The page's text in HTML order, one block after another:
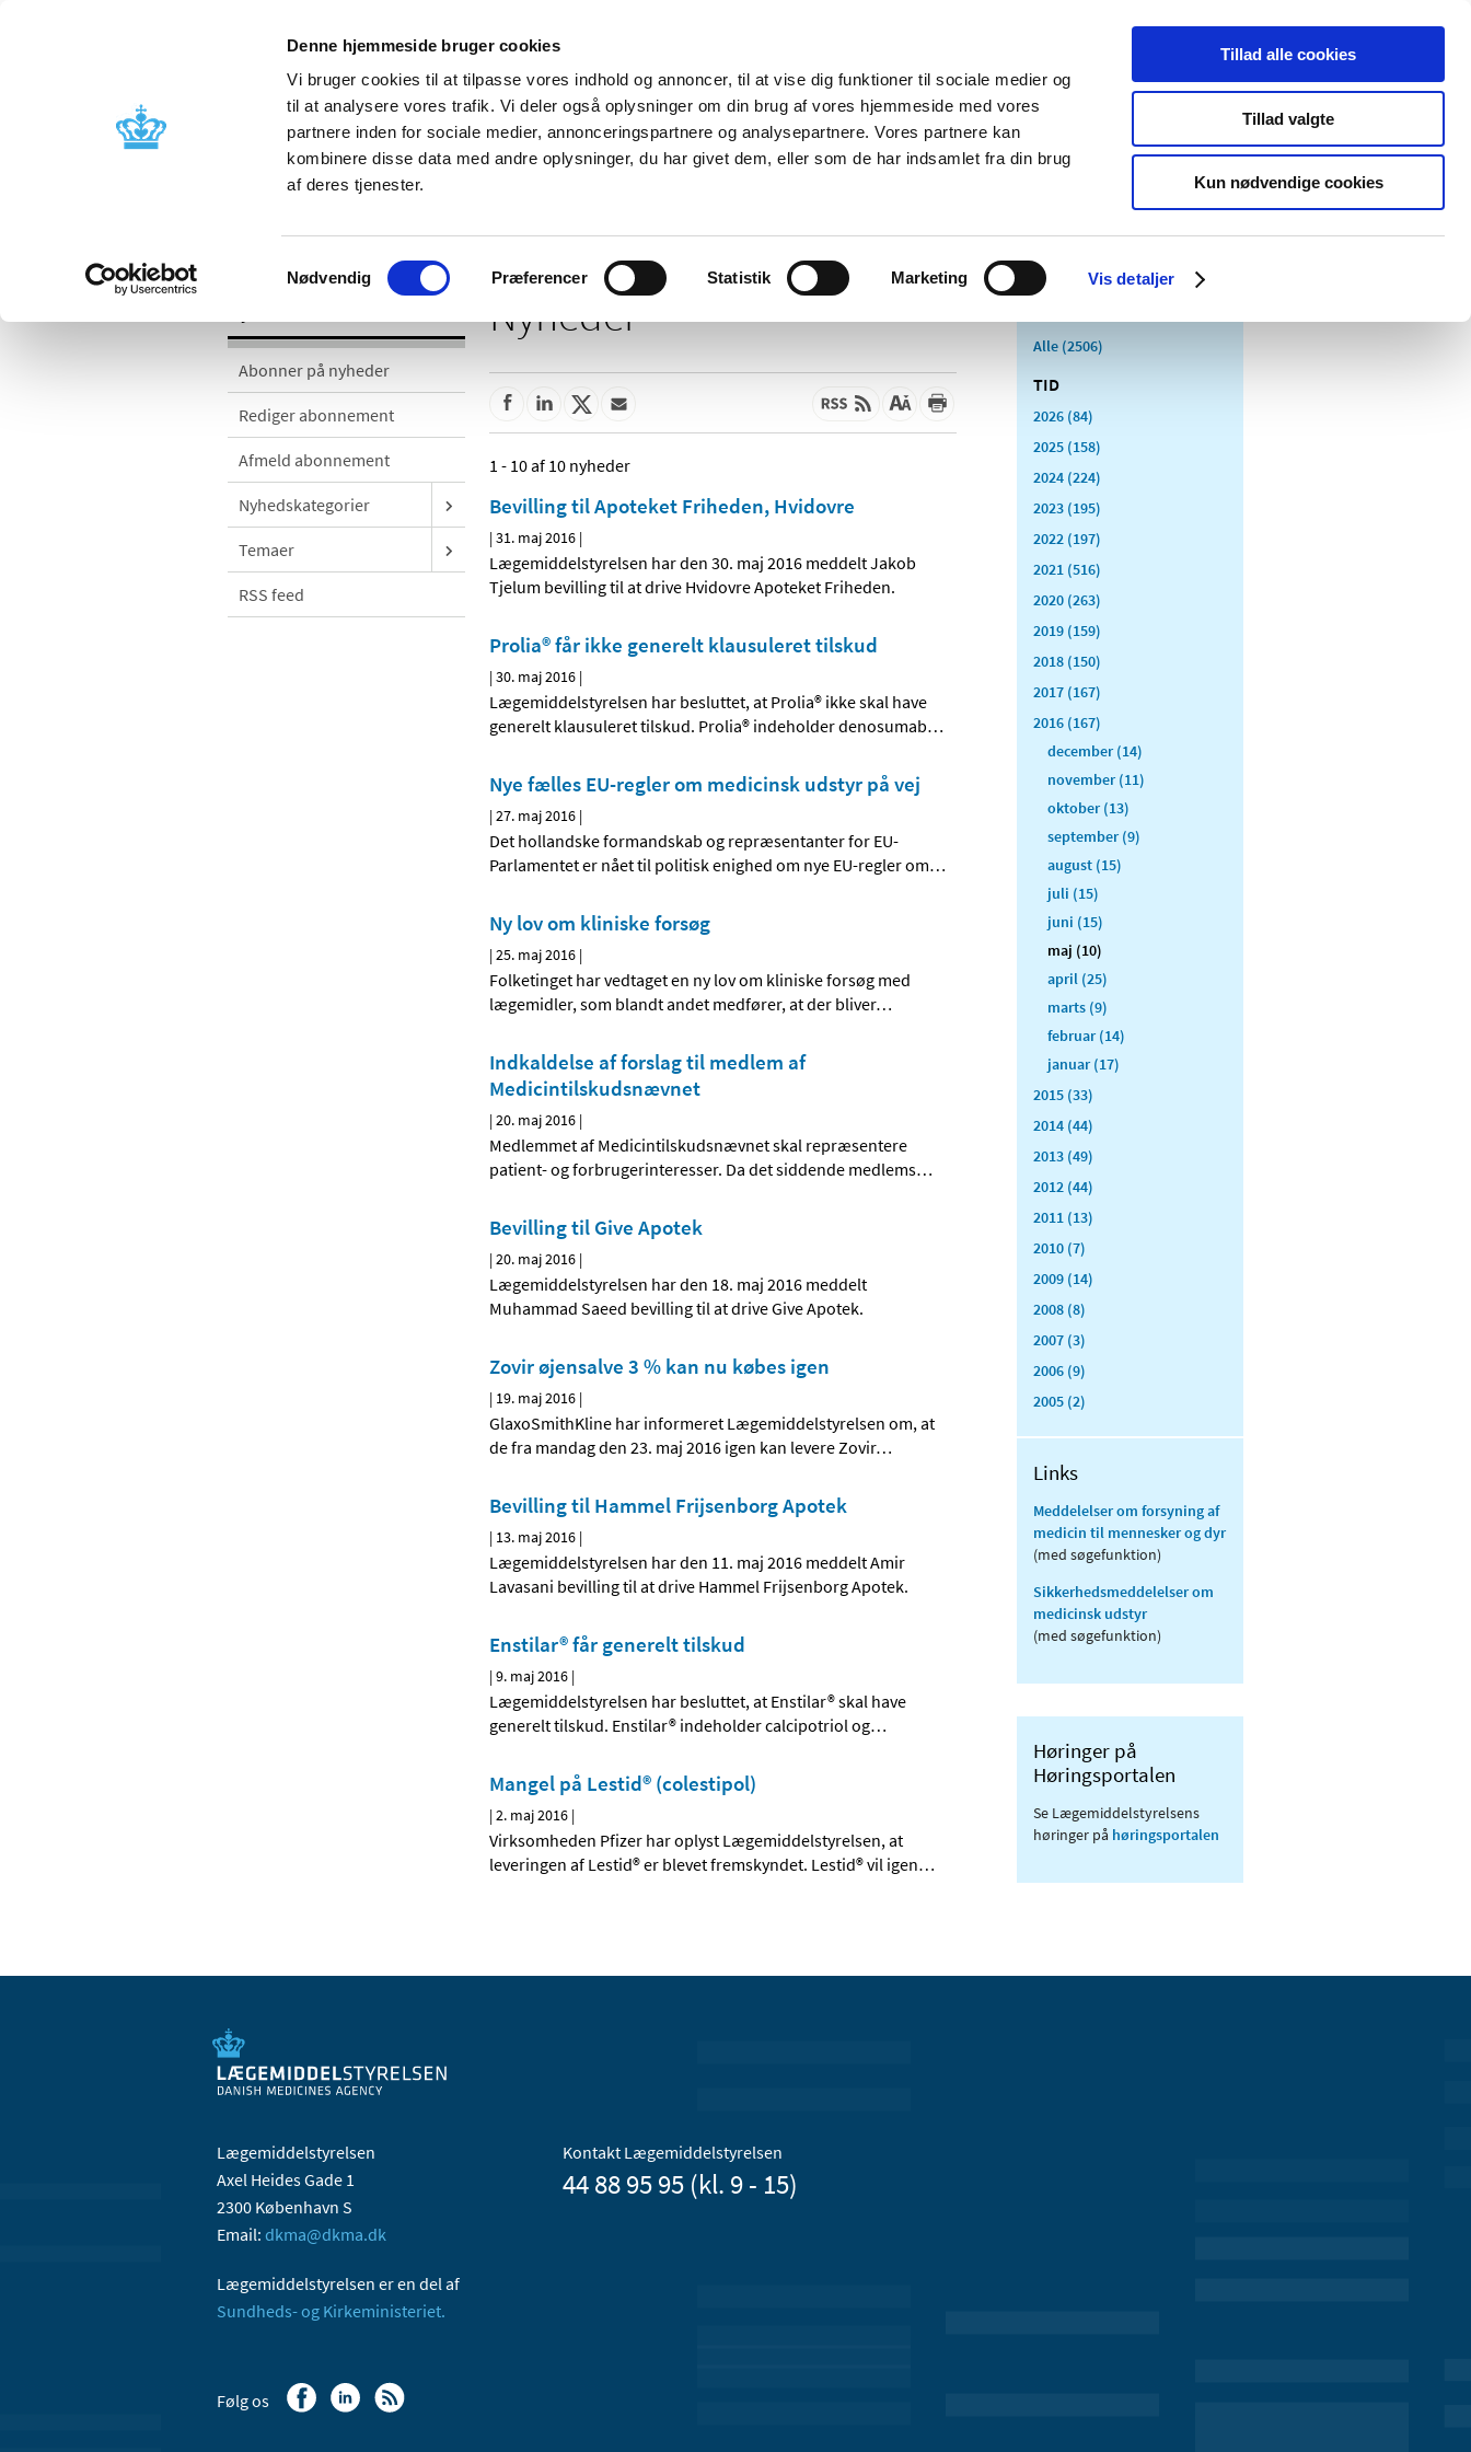
Denne hjemmeside bruger cookies
Vi bruger cookies til at tilpasse vores indhold og annoncer, til at vise dig funktioner til sociale medier og
til at analysere vores trafik. Vi deler også oplysninger om din brug af vores hjemmeside med vores
partnere inden for sociale medier, annonceringspartnere og analysepartnere. Vores partnere kan
kombinere disse data med andre oplysninger, du har givet dem, eller som de har indsamlet fra din brug
af deres tjenester.
Samtykkevalg
Nødvendig Præferencer Statistik Marketing Vis detaljer
Tillad alle cookies
Tillad valgte
Kun nødvendige cookies
Nyheder Om os Kontakt Udgivelser
Godkendelse og
Bivirkninger og
produktinformation
Tilskud og
Apoteker og salg af
Medicinsk
Særlige
produktområder
Abonner på nyheder
Rediger abonnement
Afmeld abonnement
Nyhedskategorier
Temaer
RSS feed
Nyheder
1 - 10 af 10 nyheder
Bevilling til Apoteket Friheden, Hvidovre
|31. maj 2016 |
Lægemiddelstyrelsen har den 30. maj 2016 meddelt Jakob
Tjelum bevilling til at drive Hvidovre Apoteket Friheden.
Prolia® får ikke generelt klausuleret tilskud
|30. maj 2016 |
Lægemiddelstyrelsen har besluttet, at Prolia® ikke skal have
generelt klausuleret tilskud. Prolia® indeholder denosumab…
Nye fælles EU-regler om medicinsk udstyr på vej
|27. maj 2016 |
Det hollandske formandskab og repræsentanter for EU-
Parlamentet er nået til politisk enighed om nye EU-regler om…
Ny lov om kliniske forsøg
|25. maj 2016 |
Folketinget har vedtaget en ny lov om kliniske forsøg med
lægemidler, som blandt andet medfører, at der bliver…
Indkaldelse af forslag til medlem af
Medicintilskudsnævnet
|20. maj 2016 |
Medlemmet af Medicintilskudsnævnet skal repræsentere
patient- og forbrugerinteresser. Da det siddende medlems…
Bevilling til Give Apotek
|20. maj 2016 |
Lægemiddelstyrelsen har den 18. maj 2016 meddelt
Muhammad Saeed bevilling til at drive Give Apotek.
Zovir øjensalve 3 % kan nu købes igen
| 19. maj 2016 |
GlaxoSmithKline har informeret Lægemiddelstyrelsen om, at
de fra mandag den 23. maj 2016 igen kan levere Zovir…
Bevilling til Hammel Frijsenborg Apotek
| 13. maj 2016 |
Lægemiddelstyrelsen har den 11. maj 2016 meddelt Amir
Lavasani bevilling til at drive Hammel Frijsenborg Apotek.
Enstilar® får generelt tilskud
|9. maj 2016 |
Lægemiddelstyrelsen har besluttet, at Enstilar® skal have
generelt tilskud. Enstilar® indeholder calcipotriol og…
Mangel på Lestid® (colestipol)
|2. maj 2016 |
Virksomheden Pfizer har oplyst Lægemiddelstyrelsen, at
leveringen af Lestid® er blevet fremskyndet. Lestid® vil igen…
Alle (2506)
TID
2026 (84)
2025 (158)
2024 (224)
2023 (195)
2022 (197)
2021 (516)
2020 (263)
2019 (159)
2018 (150)
2017 (167)
2016 (167)
december (14)
november (11)
oktober (13)
september (9)
august (15)
juli (15)
juni (15)
maj (10)
april (25)
marts (9)
februar (14)
januar (17)
2015 (33)
2014 (44)
2013 (49)
2012 (44)
2011 (13)
2010 (7)
2009 (14)
2008 (8)
2007 (3)
2006 (9)
2005 (2)
Links
Meddelelser om forsyning af
medicin til mennesker og dyr
(med søgefunktion)
Sikkerhedsmeddelelser om
medicinsk udstyr
(med søgefunktion)
Høringer på
Høringsportalen
Se Lægemiddelstyrelsens
høringer på høringsportalen
Lægemiddelstyrelsen
Axel Heides Gade 1
2300 København S
Email: dkma@dkma.dk
Lægemiddelstyrelsen er en del af
Sundheds- og Kirkeministeriet.
Kontakt Lægemiddelstyrelsen
44 88 95 95 (kl. 9 - 15)
Følg os